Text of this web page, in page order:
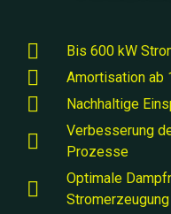
Bis 600 kW
Amortisation ab
Nachhaltige
Verbesserung
Prozesse
Optimale
Stromerzeugung